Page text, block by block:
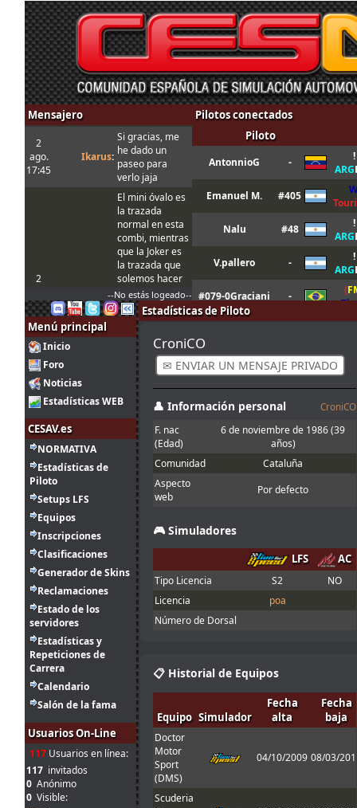
Mensajero Pilotos conectados
2
ago.
17:45
Ikarus:
Si gracias, me
he dado un
paseo para
verlo jaja
2
17:17
:
El mini óvalo es
la trazada
normal en esta
combi, mientras
que la Joker es
la trazada que
solemos hacer
siempre y que
toma menos
tiempo. En todo
caso la Joker
está marcada
en el asfalto con
franjas rojas y
amarillas
2
ago.
14:30
Ikarus
Buenas, con la
Joker lap
entiendo que se
refiere al mini
óvalo que se
hace en el
server Q, no?
ago.
18:19
menjacocs
ago.
7:07
tangovalens :
"A fondo o a
casa"
31
14:13
Spambot in
forum
31
jul.
12:40
camtawn
Menjacocs, ten
agallas y T1 ;
*en ; Y t3, a
fondo o a casa
31
jul.
10:51
mitsumeku:
Tienes que
enviarlo al host
cuando sales de
boxes ; Para que
valide el setup
Perdon, no se
Piloto
AntonnioG -
ARG
Emanuel M.
#405
Nalu
#48
ARG
V.pallero
-
ARG
#079-0Graciani
- (
GUM ll lKingOfIce #45 LFS
GUMlllderinus #222
--No estás logeado--
Menú principal
Inicio
Foro
Noticias
Estadísticas WEB
CESAV.es
NORMATIVA
Estadísticas de
Piloto
Setups LFS
Equipos
Inscripciones
Clasificaciones
Generador de Skins
Reclamaciones
Estado de los
servidores
Estadísticas y
Repeticiones de
Carrera
Calendario
Salón de la fama
Usuarios On-Line
117 Usuarios en línea:
117 invitados
0 Anónimo
0 Visible:
Estadísticas de Piloto
CroniCO
✉ ENVIAR UN MENSAJE PRIVADO
👤 Información personal CroniCO
F. nac
(Edad)
6 de noviembre de 1986(39
años)
Comunidad
Cataluña
Aspecto
web
Por defecto
🎮 Simuladores
LFS AC
Tipo Licencia S2
NO
Licencia
poa
Número de Dorsal
📋 Historial de Equipos
Equipo Simulador
Fecha
alta
Fecha
baja
Doctor
Motor
Sport
(DMS)
04/10/2009 08/03/
Scuderia